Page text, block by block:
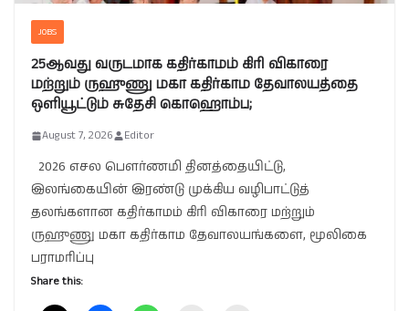
JOBS
25ஆவது வருடமாக கதிர்காமம் கிரி விகாரை
மற்றும் ருஹுணு மகா கதிர்காம தேவாலயத்தை
ஒளியூட்டும் சுதேசி கொஹொம்ப;
August 7, 2026 Editor
2026 எசல பௌர்ணமி தினத்தையிட்டு,
இலங்கையின் இரண்டு முக்கிய வழிபாட்டுத்
தலங்களான கதிர்காமம் கிரி விகாரை மற்றும்
ருஹுணு மகா கதிர்காம தேவாலயங்களை, மூலிகை
பராமரிப்பு
Share this: